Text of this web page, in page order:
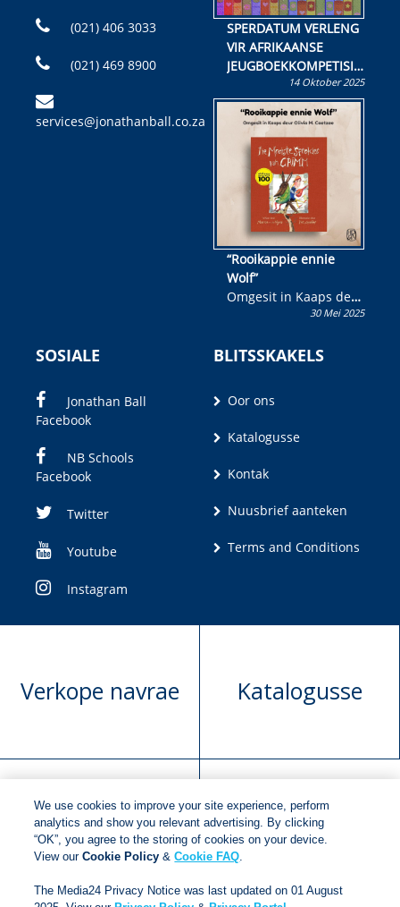
(021) 406 3033
(021) 469 8900
services@jonathanball.co.za
SPERDATUM VERLENG
VIR AFRIKAANSE
JEUGBOEKKOMPETISIE
Skryf ’n jeugboek of
kinderboek en staan ’n
kans om R50 000 te
wen!
14 Oktober 2025
“Rooikappie ennie
Wolf”
Omgesit in Kaaps deur
Olivia M. Coetzee30 Mei 2025
SOSIALE
Jonathan Ball
Facebook
NB Schools
Facebook
Twitter
Youtube
Instagram
BLITSSKAKELS
Oor ons
Katalogusse
Kontak
Nuusbrief aanteken
Terms and Conditions
Verkope navrae Katalogusse
Manuskrip
voorlegging
Versoek boekregte
We use cookies to improve your site experience, perform
analytics and show you relevant advertising. By clicking
“OK”, you agree to the storing of cookies on your device.
View ourCookie Policy &Cookie FAQ.
The Media24 Privacy Notice was last updated on 01 August